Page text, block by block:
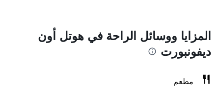
المزايا ووسائل الراحة في هوتل أون
ديفونبورت
مطعم